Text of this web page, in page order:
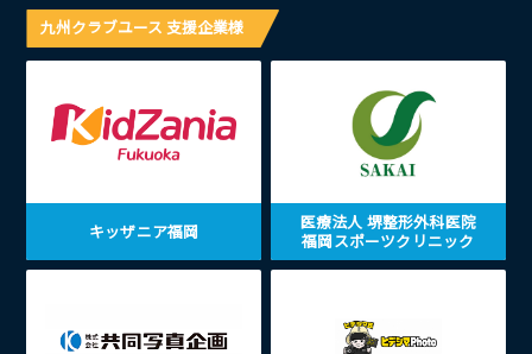
九州クラブユース 支援企業様
キッザニア福岡
医療法人 堺整形外科医院
福岡スポーツクリニック